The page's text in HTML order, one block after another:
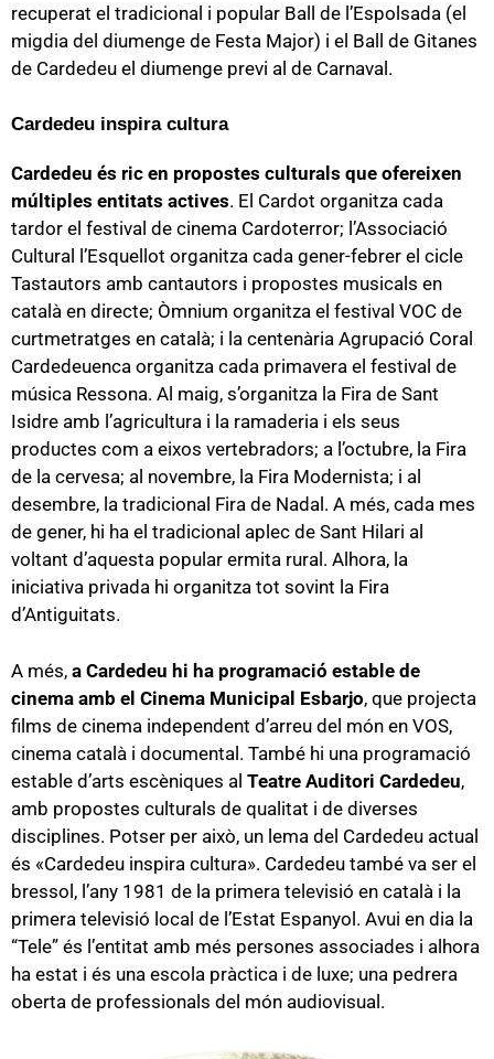
recuperat el tradicional i popular Ball de l’Espolsada (el
migdia del diumenge de Festa Major) i el Ball de Gitanes
de Cardedeu el diumenge previ al de Carnaval.
Cardedeu inspira cultura
Cardedeu és ric en propostes culturals que ofereixen
múltiples entitats actives. El Cardot organitza cada
tardor el festival de cinema Cardoterror; l’Associació
Cultural l’Esquellot organitza cada gener-febrer el cicle
Tastautors amb cantautors i propostes musicals en
català en directe; Òmnium organitza el festival VOC de
curtmetratges en català; i la centenària Agrupació Coral
Cardedeuenca organitza cada primavera el festival de
música Ressona. Al maig, s’organitza la Fira de Sant
Isidre amb l’agricultura i la ramaderia i els seus
productes com a eixos vertebradors; a l’octubre, la Fira
de la cervesa; al novembre, la Fira Modernista; i al
desembre, la tradicional Fira de Nadal. A més, cada mes
de gener, hi ha el tradicional aplec de Sant Hilari al
voltant d’aquesta popular ermita rural. Alhora, la
iniciativa privada hi organitza tot sovint la Fira
d’Antiguitats.
A més, a Cardedeu hi ha programació estable de
cinema amb el Cinema Municipal Esbarjo, que projecta
films de cinema independent d’arreu del món en VOS,
cinema català i documental. També hi una programació
estable d’arts escèniques al Teatre Auditori Cardedeu,
amb propostes culturals de qualitat i de diverses
disciplines. Potser per això, un lema del Cardedeu actual
és «Cardedeu inspira cultura». Cardedeu també va ser el
bressol, l’any 1981 de la primera televisió en català i la
primera televisió local de l’Estat Espanyol. Avui en dia la
“Tele” és l’entitat amb més persones associades i alhora
ha estat i és una escola pràctica i de luxe; una pedrera
oberta de professionals del món audiovisual.